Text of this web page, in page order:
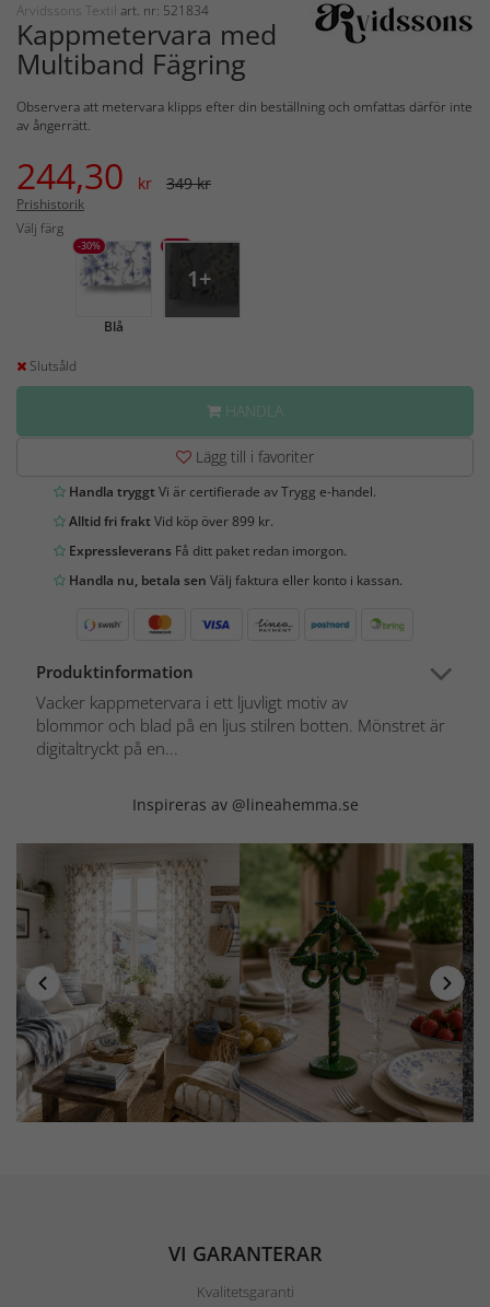
Arvidssons Textil art. nr: 521834
Kappmetervara med
Multiband Fägring
Observera att metervara klipps efter din beställning och omfattas därför inte
av ångerrätt.
244,30 kr 349 kr
Prishistorik
Välj färg
-30%
Blå
-30%
1+
Slutsåld
HANDLA
Lägg till i favoriter
Handla tryggtVi är certifierade av Trygg e-handel.
Alltid fri fraktVid köp över 899 kr.
Expressleverans Få ditt paket redan imorgon.
Handla nu, betala sen Välj faktura eller konto i kassan.
Produktinformation
Vacker kappmetervara i ett ljuvligt motiv av
blommor och blad på en ljus stilren botten. Mönstret är
digitaltryckt på en...
Inspireras av @lineahemma.se
VI GARANTERAR
Kvalitetsgaranti